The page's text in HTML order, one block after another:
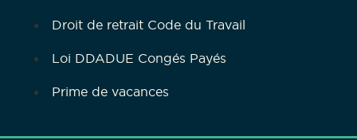
Droit de retrait Code du Travail
Loi DDADUE Congés Payés
Prime de vacances